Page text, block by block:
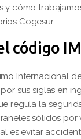
y cómo
Cogesur.
código
Internacional
por sus siglas en
regula la
sólidos por
es evitar